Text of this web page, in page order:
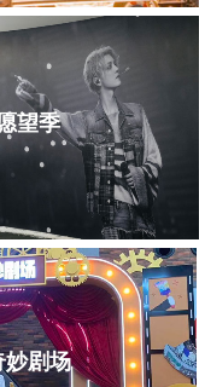
望季
妙剧场